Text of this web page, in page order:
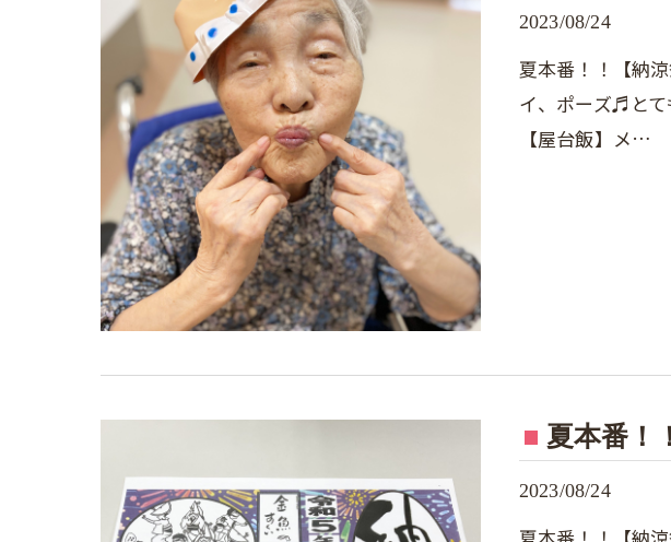
2023/08/24
夏本番！！【納
イ、ポーズ♬とて
【屋台飯】メ…
夏本番！
2023/08/24